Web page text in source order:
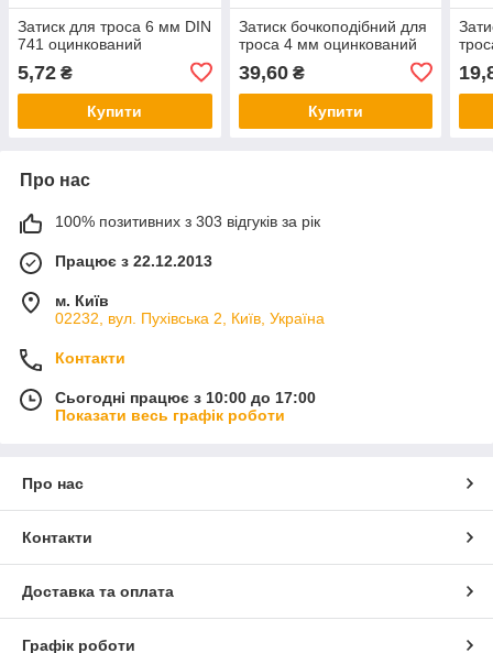
Затиск для троса 6 мм DIN
741 оцинкований
5,72 ₴
Купити
Затиск бочкоподібний для
троса 4 мм оцинкований
39,60₴
Купити
Про нас
100% позитивних з 303 відгуків за рік
Працює з 22.12.2013
м. Київ
02232, вул. Пухівська 2, Київ, Україна
Контакти
Сьогодні працює з 10:00 до 17:00
Показати весь графік роботи
Про нас
Контакти
Доставка та оплата
Графік роботи